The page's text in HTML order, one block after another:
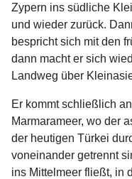
Zypern ins südliche
und wieder zurück.
bespricht sich mit den
dann macht er sich
Landweg über
Er kommt schließlich
Marmarameer, wo der
der heutigen Türkei
voneinander getrennt
ins Mittelmeer fließt, in